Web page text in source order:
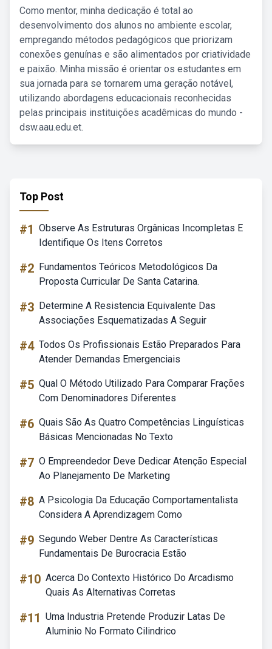
Como mentor, minha dedicação é total ao
desenvolvimento dos alunos no ambiente escolar,
empregando métodos pedagógicos que priorizam
conexões genuínas e são alimentados por criatividade
e paixão. Minha missão é orientar os estudantes em
sua jornada para se tornarem uma geração notável,
utilizando abordagens educacionais reconhecidas
pelas principais instituições acadêmicas do mundo -
dsw.aau.edu.et.
Top Post
#1 Observe As Estruturas Orgânicas Incompletas E
Identifique Os Itens Corretos
#2 Fundamentos Teóricos Metodológicos Da
Proposta Curricular De Santa Catarina.
#3 Determine A Resistencia Equivalente Das
Associações Esquematizadas A Seguir
#4 Todos Os Profissionais Estão Preparados Para
Atender Demandas Emergenciais
#5 Qual O Método Utilizado Para Comparar Frações
Com Denominadores Diferentes
#6 Quais São As Quatro Competências Linguísticas
Básicas Mencionadas No Texto
#7 O Empreendedor Deve Dedicar Atenção Especial
Ao Planejamento De Marketing
#8 A Psicologia Da Educação Comportamentalista
Considera A Aprendizagem Como
#9 Segundo Weber Dentre As Características
Fundamentais De Burocracia Estão
#10 Acerca Do Contexto Histórico Do Arcadismo
Quais As Alternativas Corretas
#11 Uma Industria Pretende Produzir Latas De
Aluminio No Formato Cilindrico